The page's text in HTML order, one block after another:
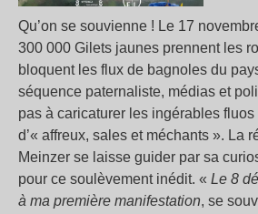
Qu’on se souvienne ! Le 17
300 000 Gilets jaunes prennent les
bloquent les flux de bagnoles du
séquence paternaliste, médias et
pas à caricaturer les ingérables fluos
d’« affreux, sales et méchants ». La
Meinzer se laisse guider par sa
pour ce soulèvement inédit. « Le 8
à ma première manifestation, se